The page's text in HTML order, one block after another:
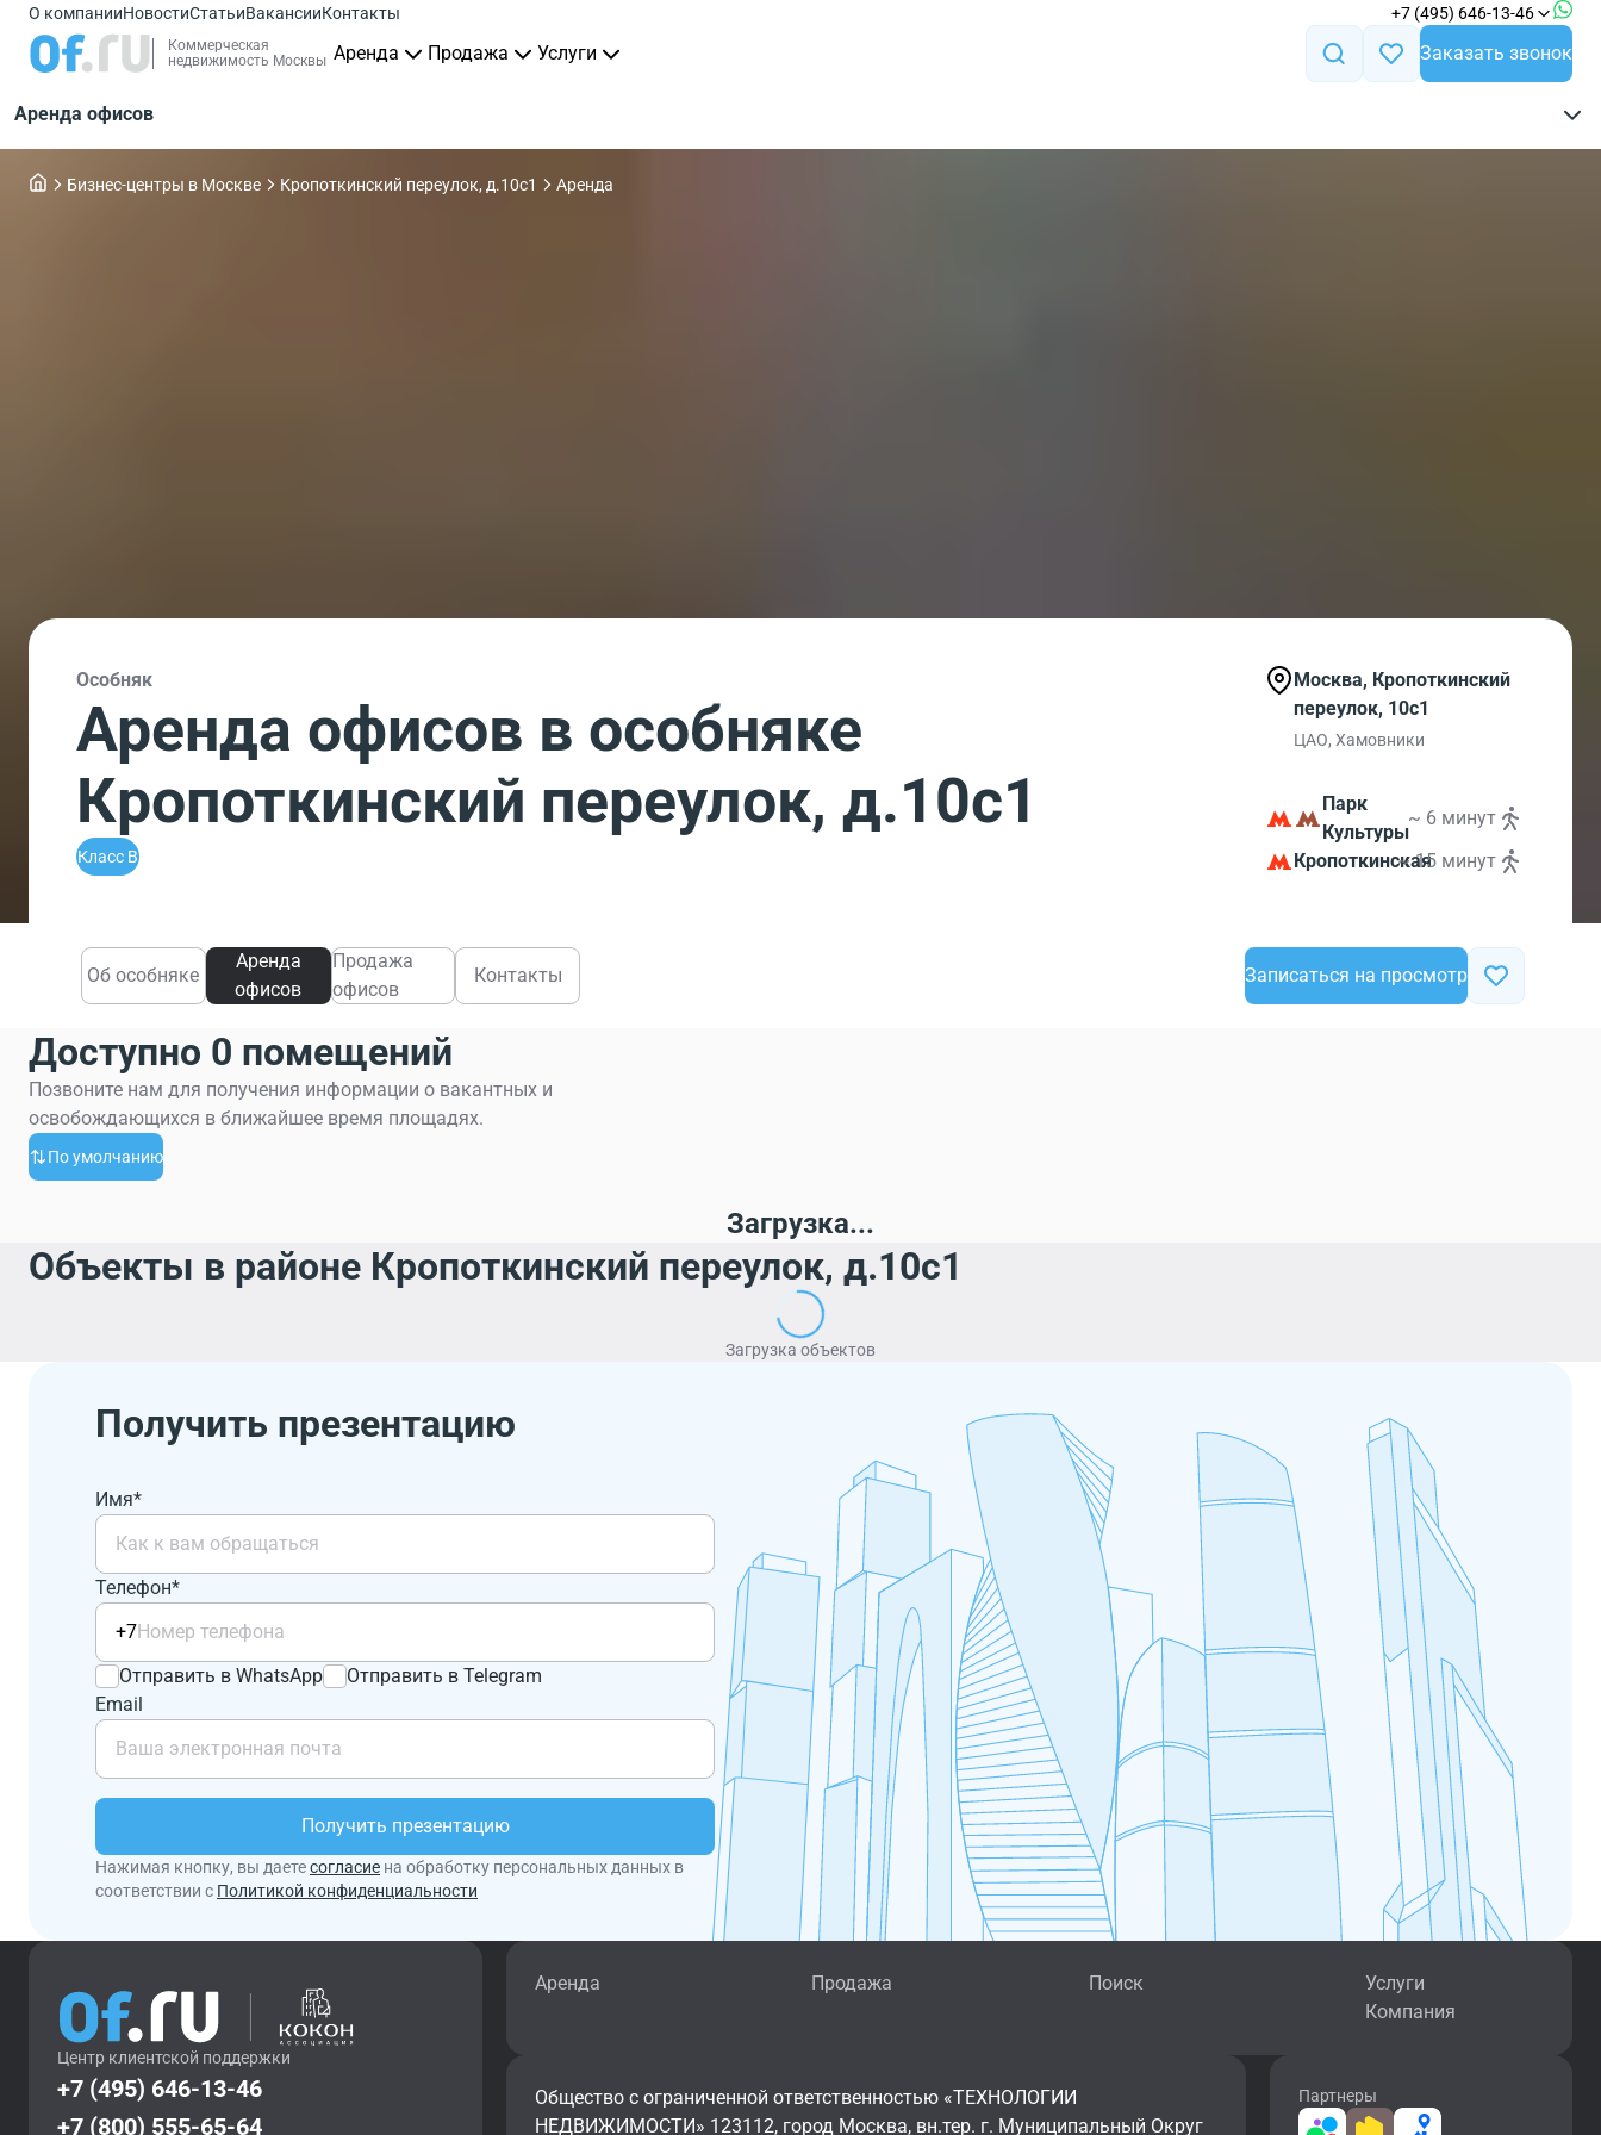
О компанииНовостиСтатьиВакансииКонтакты +7 (495) 646-13-46
Коммерческая
недвижимость Москвы Аренда Продажа Услуги Заказать звонок
Аренда офисов
Бизнес-центры в Москве Кропоткинский переулок, д.10с1 Аренда
Особняк
Аренда офисов в особняке
Кропоткинский переулок, д.10с1
Класс B
Москва, Кропоткинский
переулок, 10с1
ЦАО, Хамовники
Парк
Культуры
~ 6 минут
Кропоткинская~ 15 минут
Об особняке
Аренда
офисов
Продажа
офисов
Контакты Записаться на просмотр
Доступно 0 помещений
Позвоните нам для получения информации о вакантных и
освобождающихся в ближайшее время площадях.
По умолчанию
Загрузка...
Объекты в районе Кропоткинский переулок, д.10с1
Загрузка объектов
Получить презентацию
Имя*
Телефон*
+7
Отправить в WhatsApp
Отправить в Telegram
Email
Получить презентацию
Нажимая кнопку, вы даетесогласие на обработку персональных данных в
соответствии с Политикой конфиденциальности
Центр клиентской поддержки
+7 (495) 646-13-46
+7 (800) 555-65-64
Аренда Продажа Поиск
Услуги
Компания
Общество с ограниченной ответственностью «ТЕХНОЛОГИИ
НЕДВИЖИМОСТИ» 123112, город Москва, вн.тер. г. Муниципальный Округ
Партнеры